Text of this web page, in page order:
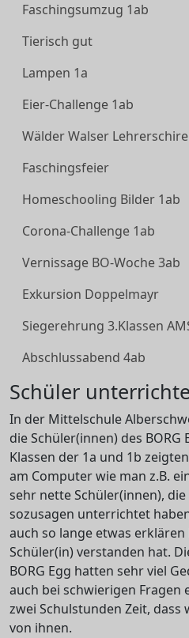
Faschingsumzug 1ab
Tierisch gut
Lampen 1a
Eier-Challenge 1ab
Wälder Walser
Faschingsfeier
Homeschooling Bilder 1ab
Corona-Challenge 1ab
Vernissage BO-Woche 3ab
Exkursion Doppelmayr
Siegerehrung 3.Klassen
Abschlussabend 4ab
Schüler
In der Mittelschule
die Schüler(innen) des BORG
Klassen der 1a und 1b
am Computer wie man z.B.
sehr nette Schüler(innen), die
sozusagen unterrichtet
auch so lange etwas
Schüler(in) verstanden hat.
BORG Egg hatten sehr viel
auch bei schwierigen Fragen
zwei Schulstunden Zeit,
von ihnen.